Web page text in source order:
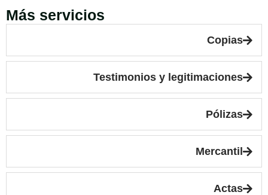
Más servicios
Copias
Testimonios y legitimaciones
Pólizas
Mercantil
Actas